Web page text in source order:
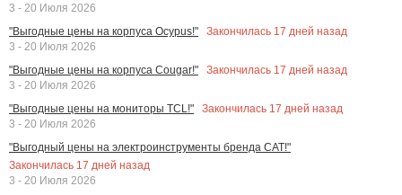
3 - 20 Июля 2026
"Выгодные цены на корпуса Ocypus!"
Закончилась 17 дней назад
3 - 20 Июля 2026
"Выгодные цены на корпуса Cougar!"
Закончилась 17 дней назад
3 - 20 Июля 2026
"Выгодные цены на мониторы TCL!"
Закончилась 17 дней назад
3 - 20 Июля 2026
"Выгодный цены на электроинструменты бренда CAT!"
Закончилась 17 дней назад
3 - 20 Июля 2026